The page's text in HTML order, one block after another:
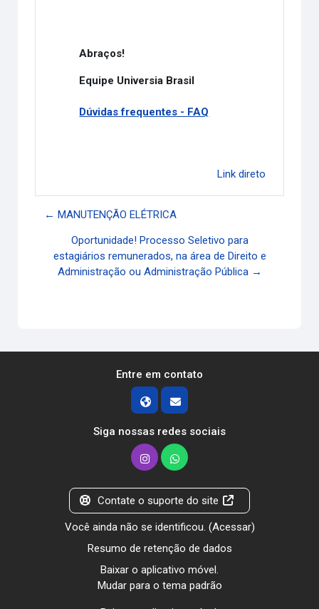
Abraços!
Equipe Universia Brasil
Dúvidas frequentes - FAQ
Link direto
← MANUTENÇÃO ELÉTRICA
Oportunidade! Processo Seletivo para
estagiários remunerados, na área de Direito e
Administração ou Administração Pública →
Entre em contato
Siga nossas redes sociais
Contate o suporte do site
Você ainda não se identificou. (Acessar)
Resumo de retenção de dados
Baixar o aplicativo móvel.
Mudar para o tema padrão